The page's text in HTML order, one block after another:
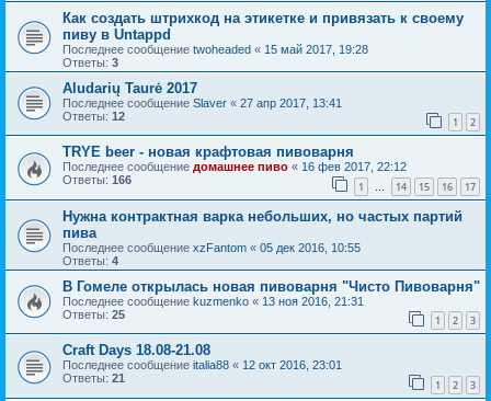
Как создать штрихкод на этикетке и привязать к своему
пиву в Untappd
Последнее сообщение twoheaded « 15 май 2017, 19:28
Ответы: 3
Aludarių Taurė 2017
Последнее сообщение Slaver « 27 апр 2017, 13:41
Ответы: 12 1 2
TRYE beer - новая крафтовая пивоварня
Последнее сообщение домашнее пиво « 16 фев 2017, 22:12
Ответы: 166 1 … 14 15 16 17
Нужна контрактная варка небольших, но частых партий
пива
Последнее сообщение xzFantom « 05 дек 2016, 10:55
Ответы: 4
В Гомеле открылась новая пивоварня "Чисто Пивоварня"
Последнее сообщение kuzmenko « 13 ноя 2016, 21:31
Ответы: 25 1 2 3
Craft Days 18.08-21.08
Последнее сообщение italia88 « 12 окт 2016, 23:01
Ответы: 21 1 2 3